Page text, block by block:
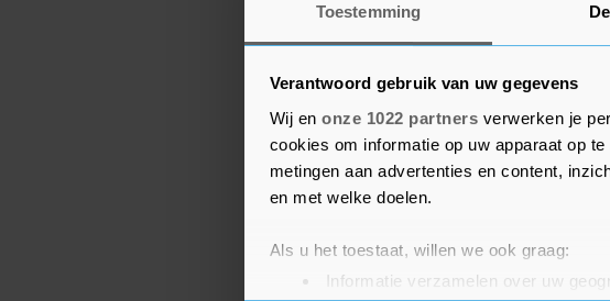
Toestemming
Verantwoord gebruik van uw gegevens
Wij en onze 1022 partners verwerken je
cookies om informatie op uw apparaat op
metingen aan advertenties en content,
en met welke doelen.
Als u het toestaat, willen we ook graag:
Informatie verzamelen over uw
Over de oorzaak voor de brand is